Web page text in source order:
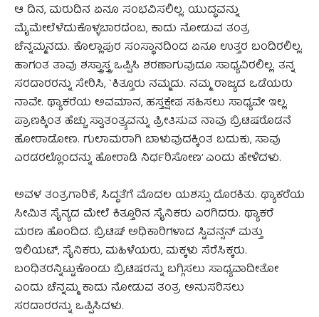
ಆ ದಿನ, ಮರುದಿನ ಏನೂ ಸಂಭವಿಸಲಿಲ್ಲ. ಯುದ್ಧವನ್ನು
ಮೈಮೇಲೆಳೆದುಕೊಳ್ಳಬಾರದೆಂಬ, ಕಾದು ನೋಡುವ ತಂತ್ರ
ಚೆನ್ನಮ್ಮನದು. ಕೊಲ್ಲಾಪುರ ಸಂಸ್ಥಾನದಿಂದ ಏನೂ ಉತ್ತರ ಬಂದಿರಲಿಲ್ಲ.
ಹಾಗಂತ ತಾವು ಶಸ್ತ್ರಾಸ್ತ್ರ ಒಪ್ಪಿಸಿ ಶರಣಾಗುವುದೂ ಸಾಧ್ಯವಿರಲಿಲ್ಲ. ತನ್ನ
ಸರದಾರರನ್ನು ಸೇರಿಸಿ, `ಕಿತ್ತೂರು ನಮ್ಮದು. ನಮ್ಮ ರಾಜ್ಯದ ಒಡೆಯರು
ನಾವೇ. ಥ್ಯಾಕರೆಯ ಅವಮಾನ, ಹಸ್ತಕ್ಷೇಪ ಸಹಿಸಲು ಸಾಧ್ಯವೇ ಇಲ್ಲ.
ಪ್ರಾಣಕ್ಕಿಂತ ಹೆಚ್ಚು ಸ್ವಾತಂತ್ರ್ಯವನ್ನು ಪ್ರೀತಿಸುವ ನಾವು ಬ್ರಿಟಿಷರೊಡನೆ
ಹೋರಾಡೋಣ. ಗುಲಾಮರಾಗಿ ಬಾಳುವುದಕ್ಕಿಂತ ಬದುಕು, ಸಾವು
ಎರಡರಲ್ಲೊಂದನ್ನು ಹೋರಾಡಿ ನಿರ್ಧರಿಸೋಣ’ ಎಂದು ಹೇಳಿದಳು.
ಅವಳ ತಂತ್ರಗಾರಿಕೆ, ಸಿದ್ಧತೆಗೆ ಮೊದಲ ಯಶಸ್ಸು ದೊರಕಿತು. ಥ್ಯಾಕರೆಯ
ಸೀಮಿತ ಸೈನ್ಯದ ಮೇಲೆ ಕಿತ್ತೂರಿನ ಸೈನಿಕರು ಎರಗಿದರು. ಥ್ಯಾಕರೆ
ಮರಣ ಹೊಂದಿದ. ಬ್ರಿಟಿಷ್ ಅಧಿಕಾರಿಗಳಾದ ಸ್ಟಿವನ್ಸನ್ ಮತ್ತು
ಇಲಿಯಟ್, ಸೈನಿಕರು, ಮಹಿಳೆಯರು, ಮಕ್ಕಳು ಸೆರೆಸಿಕ್ಕರು.
ಬಂಧಿತರನ್ನಿಟ್ಟುಕೊಂಡು ಬ್ರಿಟಿಷರನ್ನು ಬಗ್ಗಿಸಲು ಸಾಧ್ಯವಾದೀತೋ
ಎಂದು ಚೆನ್ನಮ್ಮ ಕಾದು ನೋಡುವ ತಂತ್ರ ಅನುಸರಿಸಲು
ಸರದಾರರನ್ನು ಒಪ್ಪಿಸಿದಳು.